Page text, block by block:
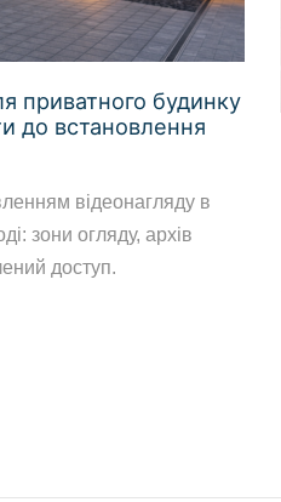
приватного будинку
до встановлення
відеонагляду в
зони огляду, архів
доступ.